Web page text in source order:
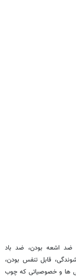
ضد اشعه بودن، ضد باد
قابل تنفس بودن،
ها و خصوصیاتی که چوب